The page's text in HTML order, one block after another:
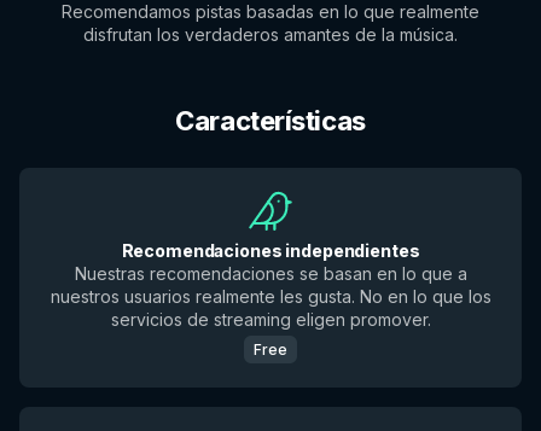
Recomendamos pistas basadas en lo que realmente
disfrutan los verdaderos amantes de la música.
Características
Recomendaciones independientes
Nuestras recomendaciones se basan en lo que a
nuestros usuarios realmente les gusta. No en lo que los
servicios de streaming eligen promover.
Free